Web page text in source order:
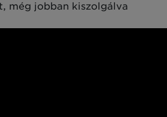
még jobban kiszolgálva